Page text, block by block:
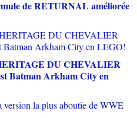
de RETURNAL améliorée
DU CHEVALIER
Batman Arkham City en